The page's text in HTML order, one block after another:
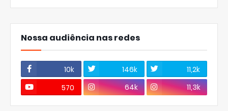
Nossa audiência nas redes
10k 146k
11,2k
570
64k 11,3k